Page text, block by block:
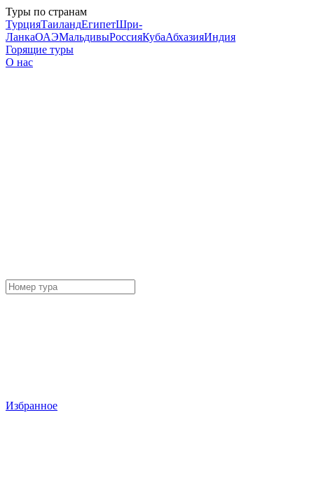
Туры по странам
ТурцияТаиландЕгипетШри-
ЛанкаОАЭМальдивыРоссияКубаАбхазияИндия
Горящие туры
О нас
Избранное